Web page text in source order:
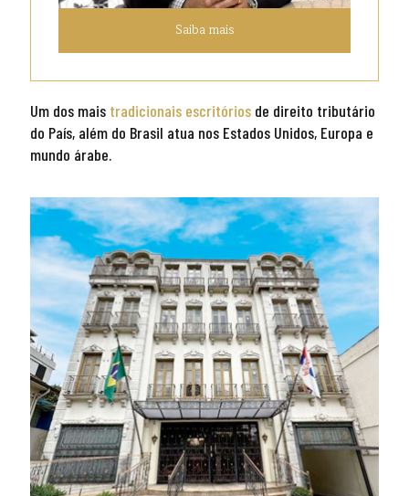
Saiba mais
Um dos mais tradicionais escritórios de direito tributário
do País, além do Brasil atua nos Estados Unidos, Europa e
mundo árabe.